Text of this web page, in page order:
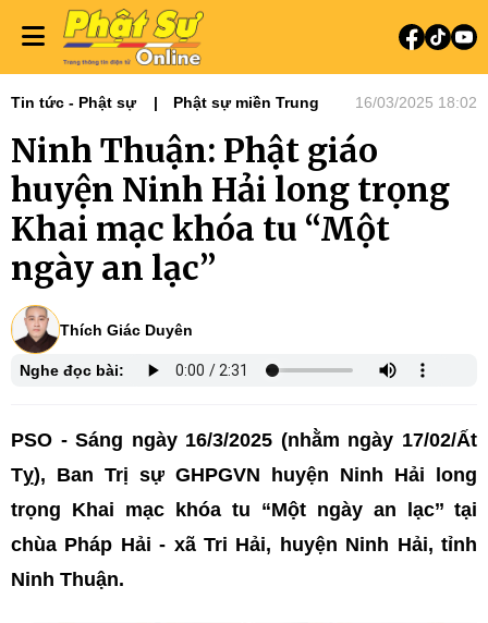
Tin tức - Phật sự Phật sự miền Trung 16/03/2025 18:02
Ninh Thuận: Phật giáo
huyện Ninh Hải long trọng
Khai mạc khóa tu “Một
ngày an lạc’’
Thích Giác Duyên
Nghe đọc bài:
PSO - Sáng ngày 16/3/2025 (nhằm ngày 17/02/Ất
Tỵ), Ban Trị sự GHPGVN huyện Ninh Hải long
trọng Khai mạc khóa tu “Một ngày an lạc’’ tại
chùa Pháp Hải - xã Tri Hải, huyện Ninh Hải, tỉnh
Ninh Thuận.